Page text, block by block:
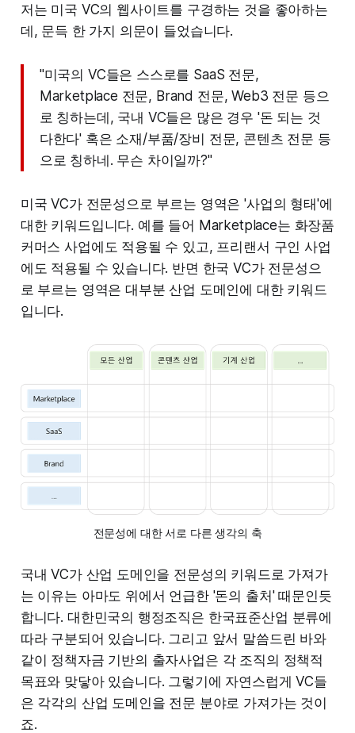
저는 미국 VC의 웹사이트를 구경하는 것을 좋아하는
데, 문득 한 가지 의문이 들었습니다.
"미국의 VC들은 스스로를 SaaS 전문,
Marketplace 전문, Brand 전문, Web3 전문 등으
로 칭하는데, 국내 VC들은 많은 경우 '돈 되는 것
다한다' 혹은 소재/부품/장비 전문, 콘텐츠 전문 등
으로 칭하네. 무슨 차이일까?"
미국 VC가 전문성으로 부르는 영역은 '사업의 형태'에
대한 키워드입니다. 예를 들어 Marketplace는 화장품
커머스 사업에도 적용될 수 있고, 프리랜서 구인 사업
에도 적용될 수 있습니다. 반면 한국 VC가 전문성으
로 부르는 영역은 대부분 산업 도메인에 대한 키워드
입니다.
전문성에 대한 서로 다른 생각의 축
국내 VC가 산업 도메인을 전문성의 키워드로 가져가
는 이유는 아마도 위에서 언급한 '돈의 출처' 때문인듯
합니다. 대한민국의 행정조직은 한국표준산업 분류에
따라 구분되어 있습니다. 그리고 앞서 말씀드린 바와
같이 정책자금 기반의 출자사업은 각 조직의 정책적
목표와 맞닿아 있습니다. 그렇기에 자연스럽게 VC들
은 각각의 산업 도메인을 전문 분야로 가져가는 것이
죠.